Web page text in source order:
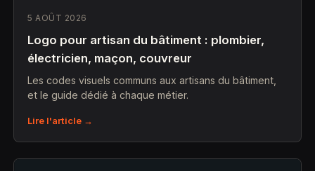
5 AOÛT 2026
Logo pour artisan du bâtiment : plombier,
électricien, maçon, couvreur
Les codes visuels communs aux artisans du bâtiment,
et le guide dédié à chaque métier.
Lire l'article →